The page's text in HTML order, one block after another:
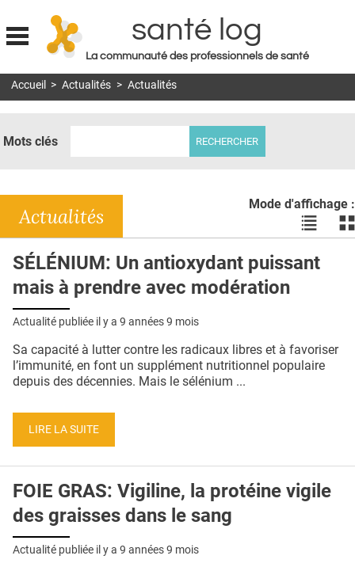
Jump to navigation
santé log
La communauté des professionnels de santé
MON COMPTE
DOSSIERS
RÉSEAUX
E-REVUE SAD
QUI SOMMES-NOUS ?
CONDITIONS GÉNÉRALES
CRÉDITS
Accueil > Actualités > Actualités
Mots clés
Mode d'affichage :
Voir
les
en
les
Actualités
SÉLÉNIUM: Un antioxydant puissant
mais à prendre avec modération
Actualité publiée il y a 9 années 9 mois
Sa capacité à lutter contre les radicaux libres et à favoriser
l’immunité, en font un supplément nutritionnel populaire
depuis des décennies. Mais le sélénium ...
LIRE LA SUITE
FOIE GRAS: Vigiline, la protéine vigile
des graisses dans le sang
Actualité publiée il y a 9 années 9 mois